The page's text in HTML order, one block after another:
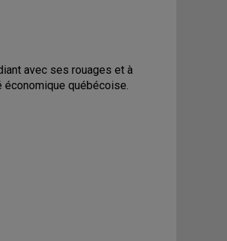
avec ses rouages et à
québécoise.